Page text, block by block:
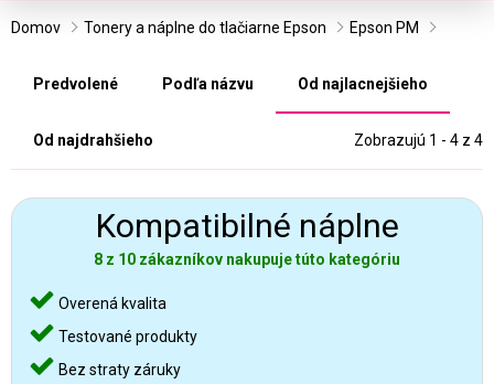
Domov Tonery a náplne do tlačiarne Epson Epson PM
Predvolené Podľa názvu Od najlacnejšieho
Od najdrahšieho Zobrazujú 1 - 4 z 4
Kompatibilné náplne
8 z 10 zákazníkov nakupuje túto kategóriu
Overená kvalita
Testované produkty
Bez straty záruky